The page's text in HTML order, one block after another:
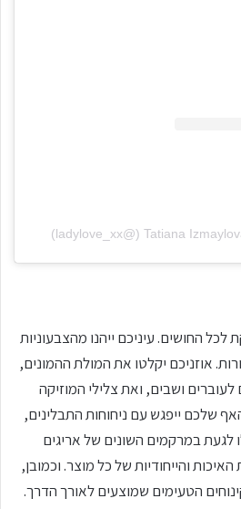
לכל החושים. עיניכם ייהנו מהצבעוניות
אוזניכם יקלטו את המולת ההמונים,
ושבים, ואת צלילי המוזיקה
שלכם ייפגש עם ניחוחות התבלינים,
לגעת במרקמים השונים של אריגים
והייחודיות של כל מוצר. וכמובן,
הטעימים שמוצעים לאורך הדרך.